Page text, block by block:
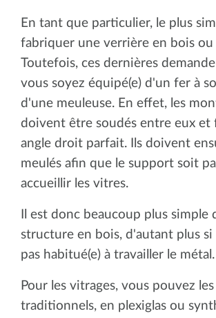
En tant que particulier, le plus
fabriquer une verrière en bois ou
Toutefois, ces dernières
vous soyez équipé(e) d'un fer à
d'une meuleuse. En effet, les
doivent être soudés entre eux et
angle droit parfait. Ils doivent
meulés afin que le support soit
accueillir les vitres.
Il est donc beaucoup plus simple
structure en bois, d'autant plus si
pas habitué(e) à travailler le métal.
Pour les vitrages, vous pouvez
traditionnels, en plexiglas ou